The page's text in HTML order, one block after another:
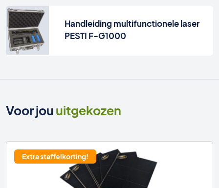
Handleiding multifunctionele laser
PESTI F-G1000
Voor jouuitgekozen
Extra staffelkorting!